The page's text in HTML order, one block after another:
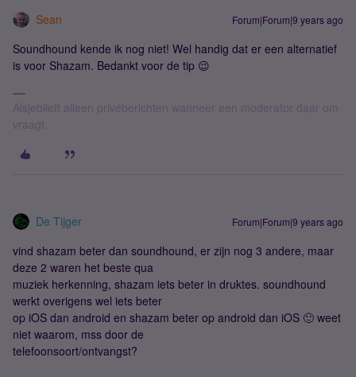
Sean Forum|Forum|9 years ago
Soundhound kende ik nog niet! Wel handig dat er een alternatief
is voor Shazam. Bedankt voor de tip 😉
Alsjeblieft alleen privéberichten wanneer een moderator daar om
vraagt.
De Tijger Forum|Forum|9 years ago
vind shazam beter dan soundhound, er zijn nog 3 andere, maar
deze 2 waren het beste qua
muziek herkenning, shazam iets beter in druktes. soundhound
werkt overigens wel iets beter
op iOS dan android en shazam beter op android dan iOS 🙂 weet
niet waarom, mss door de
telefoonsoort/ontvangst?